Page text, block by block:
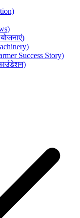
Success Story)